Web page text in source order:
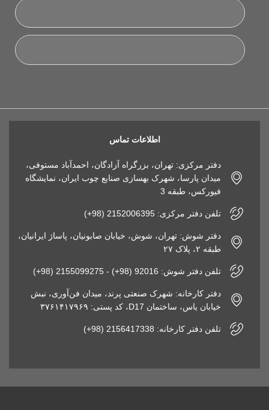
اطلاعات تماس
دفتر مرکزی: تهران، بزرگراه آزادگان، احمدآباد مستوفی،
میدان پارسا، شهرک بهسازی صنایع چوب ایران، نمایشگاه
فیورکس، طبقه 3
تلفن دفتر مرکزی: 2152006395 (98+)
دفتر شوش: تهران، شوش، خیابان صابونیان، پاساژ ایرانیان،
طبقه ۲، پلاک ۲۷
تلفن دفتر شوش: 92016 (98+) - 2155099275 (98+)
دفتر کارخانه: شهرک صنعتی پرند، میدان فن‌آوری، نبش
خیابان یاس، ساختمان D17، کد پستی: ۳۷۶۱۴۱۷۹۶۹
تلفن دفتر کارخانه: 2156417338 (98+)